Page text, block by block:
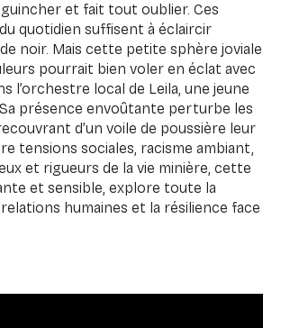
et fait tout oublier. Ces
quotidien suffisent à éclaircir
noir. Mais cette petite sphère joviale
pourrait bien voler en éclat avec
l’orchestre local de Leila, une jeune
présence envoûtante perturbe les
d’un voile de poussière leur
tensions sociales, racisme ambiant,
et rigueurs de la vie minière, cette
et sensible, explore toute la
humaines et la résilience face